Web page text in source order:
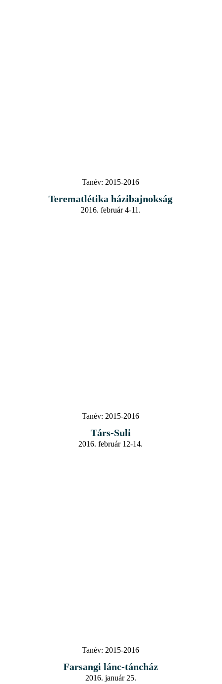
Tanév: 2015-2016
Terematlétika házibajnokság
2016. február 4-11.
Tanév: 2015-2016
Társ-Suli
2016. február 12-14.
Tanév: 2015-2016
Farsangi lánc-táncház
2016. január 25.